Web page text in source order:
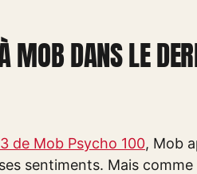
MOB DANS LE
de Mob Psycho 100, Mob
sentiments. Mais